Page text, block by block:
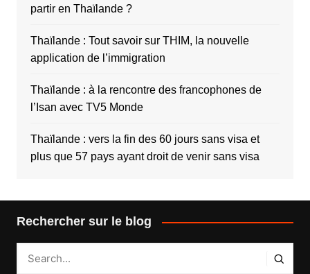
partir en Thaïlande ?
Thaïlande : Tout savoir sur THIM, la nouvelle
application de l’immigration
Thaïlande : à la rencontre des francophones de
l’Isan avec TV5 Monde
Thaïlande : vers la fin des 60 jours sans visa et
plus que 57 pays ayant droit de venir sans visa
Rechercher sur le blog